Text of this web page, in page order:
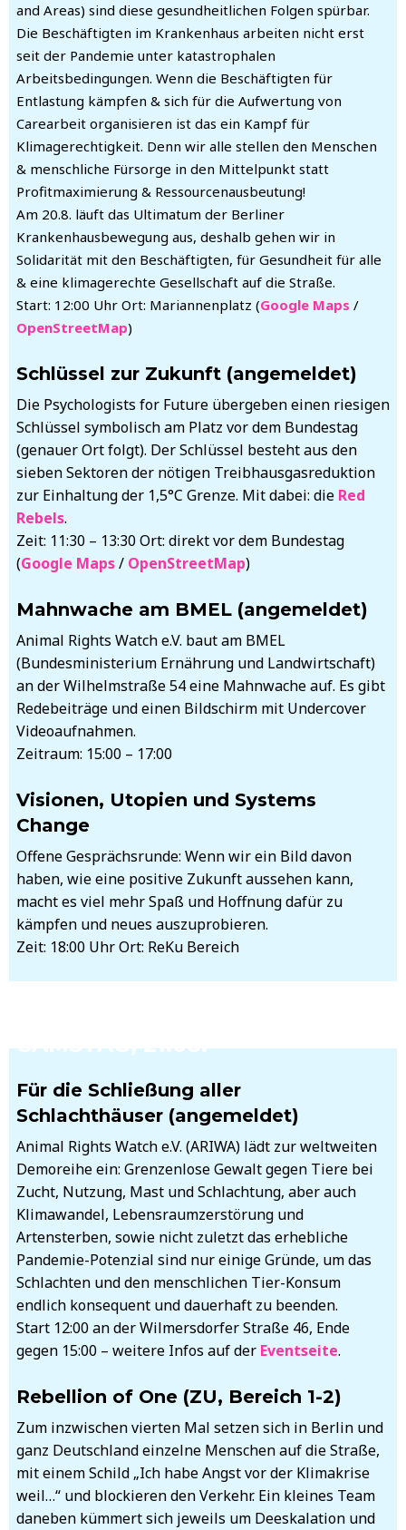
and Areas) sind diese gesundheitlichen Folgen spürbar.
Die Beschäftigten im Krankenhaus arbeiten nicht erst
seit der Pandemie unter katastrophalen
Arbeitsbedingungen. Wenn die Beschäftigten für
Entlastung kämpfen & sich für die Aufwertung von
Carearbeit organisieren ist das ein Kampf für
Klimagerechtigkeit. Denn wir alle stellen den Menschen
& menschliche Fürsorge in den Mittelpunkt statt
Profitmaximierung & Ressourcenausbeutung!
Am 20.8. läuft das Ultimatum der Berliner
Krankenhausbewegung aus, deshalb gehen wir in
Solidarität mit den Beschäftigten, für Gesundheit für alle
& eine klimagerechte Gesellschaft auf die Straße.
Start: 12:00 Uhr Ort: Mariannenplatz (Google Maps /
OpenStreetMap)
Schlüssel zur Zukunft (angemeldet)
Die Psychologists for Future übergeben einen riesigen
Schlüssel symbolisch am Platz vor dem Bundestag
(genauer Ort folgt). Der Schlüssel besteht aus den
sieben Sektoren der nötigen Treibhausgasreduktion
zur Einhaltung der 1,5°C Grenze. Mit dabei: die Red
Rebels.
Zeit: 11:30 – 13:30 Ort: direkt vor dem Bundestag
(Google Maps/ OpenStreetMap)
Mahnwache am BMEL (angemeldet)
Animal Rights Watch e.V. baut am BMEL
(Bundesministerium Ernährung und Landwirtschaft)
an der Wilhelmstraße 54 eine Mahnwache auf. Es gibt
Redebeiträge und einen Bildschirm mit Undercover
Videoaufnahmen.
Zeitraum: 15:00 – 17:00
Visionen, Utopien und Systems
Change
Offene Gesprächsrunde: Wenn wir ein Bild davon
haben, wie eine positive Zukunft aussehen kann,
macht es viel mehr Spaß und Hoffnung dafür zu
kämpfen und neues auszuprobieren.
Zeit: 18:00 Uhr Ort: ReKu Bereich
SAMSTAG, 21.08.
Für die Schließung aller
Schlachthäuser (angemeldet)
Animal Rights Watch e.V. (ARIWA) lädt zur weltweiten
Demoreihe ein: Grenzenlose Gewalt gegen Tiere bei
Zucht, Nutzung, Mast und Schlachtung, aber auch
Klimawandel, Lebensraumzerstörung und
Artensterben, sowie nicht zuletzt das erhebliche
Pandemie-Potenzial sind nur einige Gründe, um das
Schlachten und den menschlichen Tier-Konsum
endlich konsequent und dauerhaft zu beenden.
Start 12:00 an der Wilmersdorfer Straße 46, Ende
gegen 15:00 – weitere Infos auf der Eventseite.
Rebellion of One (ZU, Bereich 1-2)
Zum inzwischen vierten Mal setzen sich in Berlin und
ganz Deutschland einzelne Menschen auf die Straße,
mit einem Schild „Ich habe Angst vor der Klimakrise
weil…“ und blockieren den Verkehr. Ein kleines Team
daneben kümmert sich jeweils um Deeskalation und